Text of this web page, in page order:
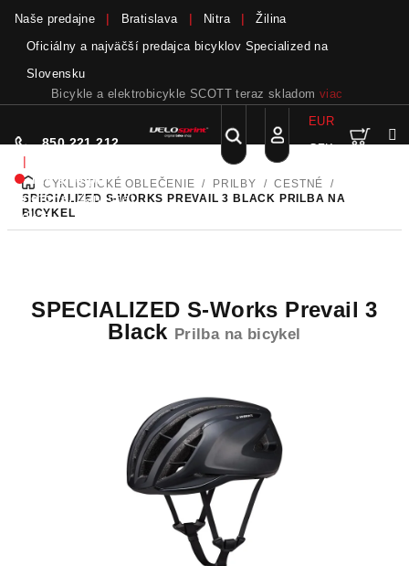
obsah
Naše predajne Bratislava Nitra
Žilina
Oficiálny a najväčší predajca bicyklov Specialized na
Slovensku
Bicykle a elektrobicykle SCOTT teraz skladom viac
850 221 212
|
Nie sme pri
telefóne.Zanechať
odkaz
Hľadať
Prihlásenie
EUR
CZK
DOMOVCYKLISTICKÉ OBLEČENIE / PRILBY / CESTNÉ
/
SPECIALIZED S-WORKS PREVAIL 3 BLACK PRILBA NA
BICYKEL
SPECIALIZED S-Works Prevail 3
Black Prilba na bicykel